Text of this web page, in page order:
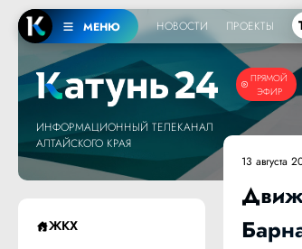
МЕНЮ НОВОСТИ ПРОЕКТЫ
ПРЯМОЙ
ЭФИР
ИНФОРМАЦИОННЫЙ ТЕЛЕКАНАЛ
АЛТАЙСКОГО КРАЯ
ЖКХ
13 августа